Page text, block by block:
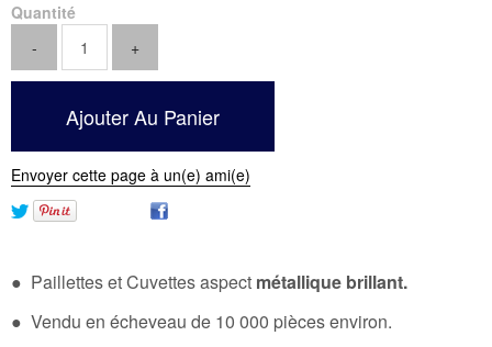
Quantité
Envoyer cette page à un(e) ami(e)
● Paillettes et Cuvettes aspect métallique brillant.
● Vendu en écheveau de 10 000 pièces environ.